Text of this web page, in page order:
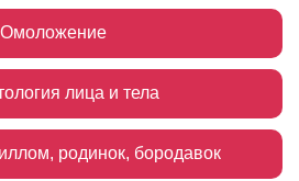
Омоложение
лица и тела
родинок, бородавок